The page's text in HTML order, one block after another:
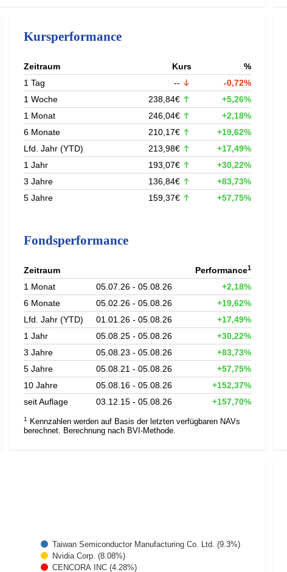
Kursperformance
Zeitraum Kurs
%
1 Tag
--
-0,72%
1 Woche
238,84€
+5,26%
1 Monat
246,04€
+2,18%
6 Monate
210,17€
+19,62%
Lfd. Jahr (YTD)
213,98€
+17,49%
1 Jahr
193,07€
+30,22%
3 Jahre
136,84€
+83,73%
5 Jahre
159,37€ +57,75%
Fondsperformance
Zeitraum Performance1
1 Monat 05.07.26 - 05.08.26
+2,18%
6 Monate
05.02.26 - 05.08.26
+19,62%
Lfd. Jahr (YTD)
01.01.26 - 05.08.26
+17,49%
1 Jahr
05.08.25 - 05.08.26
+30,22%
3 Jahre
05.08.23 - 05.08.26
+83,73%
5 Jahre
05.08.21 - 05.08.26
+57,75%
10 Jahre
05.08.16 - 05.08.26
+152,37%
seit Auflage
03.12.15 - 05.08.26 +157,70%
1
Kennzahlen werden auf Basis der letzten verfügbaren NAVs
berechnet. Berechnung nach BVI-Methode.
Taiwan Semiconductor Manufacturing Co. Ltd. (9.3%)
Nvidia Corp. (8.08%)
CENCORA INC (4.28%)